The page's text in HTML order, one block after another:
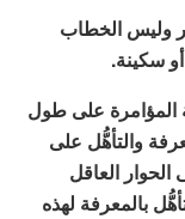
وليس الخطاب
سكينة.
المؤامرة على طول
والتأهُّل على
العاقل
بالمعرفة لهذه